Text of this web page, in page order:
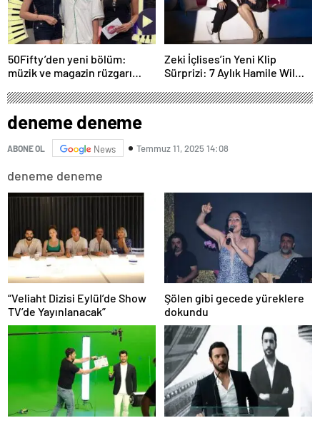
50Fifty’den yeni bölüm:
müzik ve magazin rüzgarı
Zeki İçlises’in Yeni Klip
Sürprizi: 7 Aylık Hamile Wilma
deneme deneme
ABONE OL News Temmuz 11, 2025 14:08
deneme deneme
“Veliaht Dizisi Eylül’de Show
TV’de Yayınlanacak”
Şölen gibi gecede yüreklere
dokundu